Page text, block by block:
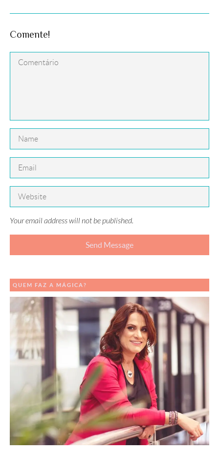
Comente!
Your email address will not be published.
QUEM FAZ A MÁGICA?